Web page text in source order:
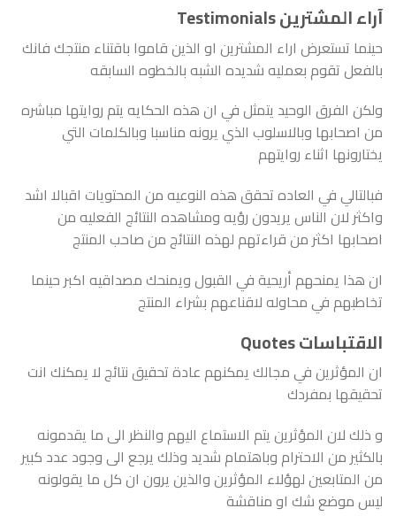
آراء المشترين Testimonials
حينما تستعرض اراء المشترين او الذين قاموا باقتناء منتجك فانك
بالفعل تقوم بعمليه شديده الشبه بالخطوه السابقه
ولكن الفرق الوحيد يتمثل في ان هذه الحكايه يتم روايتها مباشره
من اصحابها وبالاسلوب الذي يرونه مناسبا وبالكلمات التي
يختارونها اثناء روايتهم
فبالتالي في العاده تحقق هذه النوعيه من المحتويات اقبالا اشد
واكثر لان الناس يريدون رؤيه ومشاهده النتائج الفعليه من
اصحابها اكثر من قراءتهم لهذه النتائج من صاحب المنتج
ان هذا يمنحهم أريحية في القبول ويمنحك مصداقيه اكبر حينما
تخاطبهم في محاوله لاقناعهم بشراء المنتج
الاقتباسات Quotes
ان المؤثرين في مجالك يمكنهم عادة تحقيق نتائج لا يمكنك انت
تحقيقها بمفردك
و ذلك لان المؤثرين يتم الاستماع اليهم والنظر الى ما يقدمونه
بالكثير من الاحترام وباهتمام شديد وذلك يرجع الى وجود عدد كبير
من المتابعين لهؤلاء المؤثرين والذين يرون ان كل ما يقولونه
ليس موضع شك او مناقشة